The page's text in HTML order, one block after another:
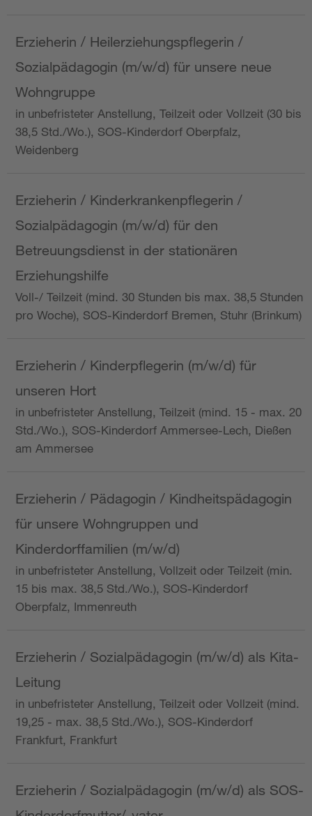
Erzieherin / Heilerziehungspflegerin /
Sozialpädagogin (m/w/d) für unsere neue
Wohngruppe
in unbefristeter Anstellung, Teilzeit oder Vollzeit (30 bis
38,5 Std./Wo.), SOS-Kinderdorf Oberpfalz,
Weidenberg
Erzieherin / Kinderkrankenpflegerin /
Sozialpädagogin (m/w/d) für den
Betreuungsdienst in der stationären
Erziehungshilfe
Voll-/ Teilzeit (mind. 30 Stunden bis max. 38,5 Stunden
pro Woche), SOS-Kinderdorf Bremen, Stuhr (Brinkum)
Erzieherin / Kinderpflegerin (m/w/d) für
unseren Hort
in unbefristeter Anstellung, Teilzeit (mind. 15 - max. 20
Std./Wo.), SOS-Kinderdorf Ammersee-Lech, Dießen
am Ammersee
Erzieherin / Pädagogin / Kindheitspädagogin
für unsere Wohngruppen und
Kinderdorffamilien (m/w/d)
in unbefristeter Anstellung, Vollzeit oder Teilzeit (min.
15 bis max. 38,5 Std./Wo.), SOS-Kinderdorf
Oberpfalz, Immenreuth
Erzieherin / Sozialpädagogin (m/w/d) als Kita-
Leitung
in unbefristeter Anstellung, Teilzeit oder Vollzeit (mind.
19,25 - max. 38,5 Std./Wo.), SOS-Kinderdorf
Frankfurt, Frankfurt
Erzieherin / Sozialpädagogin (m/w/d) als SOS-